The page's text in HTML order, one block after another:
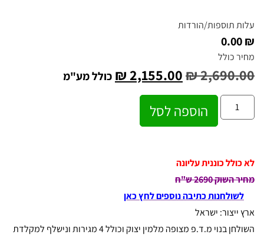
עלות תוספות/הורדות
₪ 0.00
מחיר כולל
₪2,690.00
₪2,155.00 כולל מע"מ
הוספה לסל
לא כולל כוננית עליונה
מחיר השוק 2690 ש"ח
לשולחנות כתיבה נוספים לחץ כאן
ארץ ייצור: ישראל
השולחן בנוי מ.ד.פ מצופה מלמין יצוק וכולל 4 מגירות ונישלף למקלדת